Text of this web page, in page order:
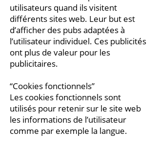
utilisateurs quand ils visitent
différents sites web. Leur but est
d’afficher des pubs adaptées à
l’utilisateur individuel. Ces publicités
ont plus de valeur pour les
publicitaires.
“Cookies fonctionnels”
Les cookies fonctionnels sont
utilisés pour retenir sur le site web
les informations de l’utilisateur
comme par exemple la langue.